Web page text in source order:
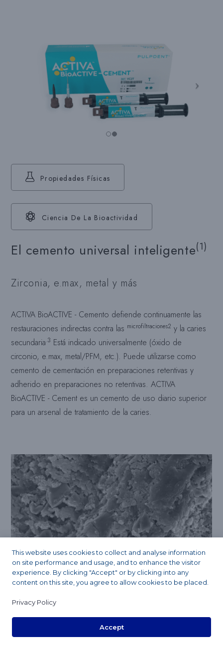
Propiedades Físicas
Ciencia De La Bioactividad
El cemento universal inteligente(1)
Zirconia, e.max, metal y más
ACTIVA BioACTIVE - Cemento defiende continuamente las
restauraciones indirectas contra las microfiltraciones2 y la caries
secundaria.3 Está indicado universalmente (óxido de
circonio, e.max, metal/PFM, etc.). Puede utilizarse como
cemento de cementación en preparaciones retentivas y
adherido en preparaciones no retentivas. ACTIVA
BioACTIVE - Cement es un cemento de uso diario superior
para un arsenal de tratamiento de la caries.
fracaso de las coronas: la caries secundaria causada por
microfugas4
This website uses cookies to collect and analyse information
on site performance and usage, and to enhance the visitor
experience. By clicking "Accept" or by clicking into any
content on this site, you agree to allow cookies to be placed.
Privacy Policy
Accept